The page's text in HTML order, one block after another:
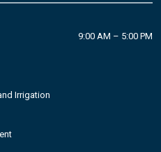
9:00 AM – 5:00 PM
Irrigation